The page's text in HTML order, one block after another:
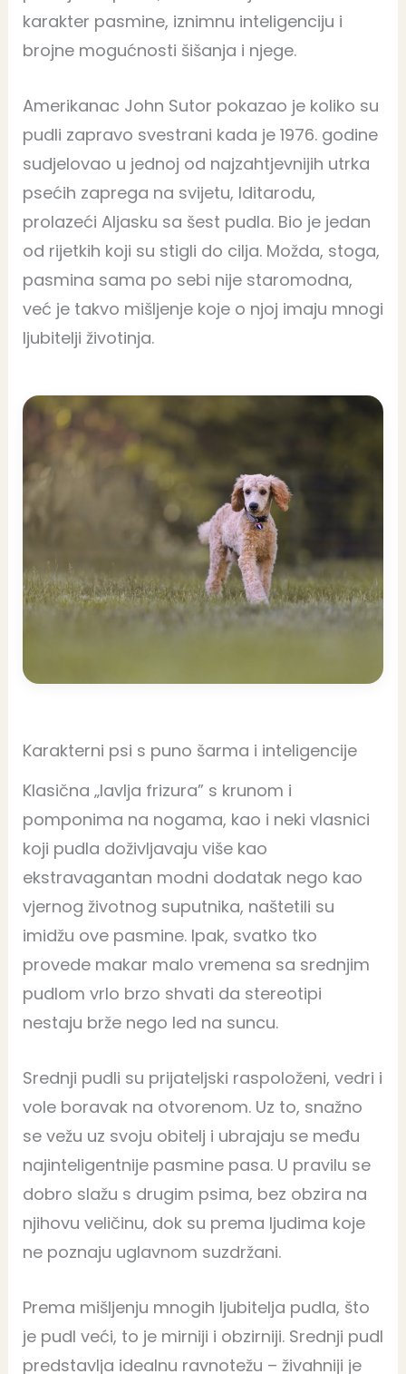
karakter pasmine, iznimnu inteligenciju i
brojne mogućnosti šišanja i njege.
Amerikanac John Sutor pokazao je koliko su
pudli zapravo svestrani kada je 1976. godine
sudjelovao u jednoj od najzahtjevnijih utrka
psećih zaprega na svijetu, Iditarodu,
prolazeći Aljasku sa šest pudla. Bio je jedan
od rijetkih koji su stigli do cilja. Možda, stoga,
pasmina sama po sebi nije staromodna,
već je takvo mišljenje koje o njoj imaju mnogi
ljubitelji životinja.
Karakterni psi s puno šarma i inteligencije
Klasična „lavlja frizura” s krunom i
pomponima na nogama, kao i neki vlasnici
koji pudla doživljavaju više kao
ekstravagantan modni dodatak nego kao
vjernog životnog suputnika, naštetili su
imidžu ove pasmine. Ipak, svatko tko
provede makar malo vremena sa srednjim
pudlom vrlo brzo shvati da stereotipi
nestaju brže nego led na suncu.
Srednji pudli su prijateljski raspoloženi, vedri i
vole boravak na otvorenom. Uz to, snažno
se vežu uz svoju obitelj i ubrajaju se među
najinteligentnije pasmine pasa. U pravilu se
dobro slažu s drugim psima, bez obzira na
njihovu veličinu, dok su prema ljudima koje
ne poznaju uglavnom suzdržani.
Prema mišljenju mnogih ljubitelja pudla, što
je pudl veći, to je mirniji i obzirniji. Srednji pudl
predstavlja idealnu ravnotežu – živahniji je